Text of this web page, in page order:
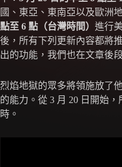
國、東亞、東南亞以及歐洲
點至 6 點（台灣時間） 進行
後，所有下列更新內容都將
出的功能，我們也在文章後
烈焰地獄的眾多將領施放了
的能力。從 3 月 20 日開始
時。